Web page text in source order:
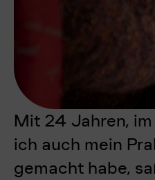
Mit 24 Jahren,
ich auch mein
gemacht habe,